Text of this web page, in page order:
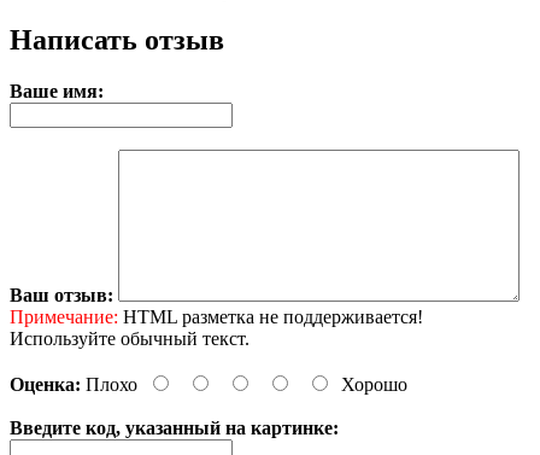
Написать отзыв
Ваше имя:
Ваш отзыв:
Примечание: HTML разметка не поддерживается!
Используйте обычный текст.
Оценка: Плохо Хорошо
Введите код, указанный на картинке: